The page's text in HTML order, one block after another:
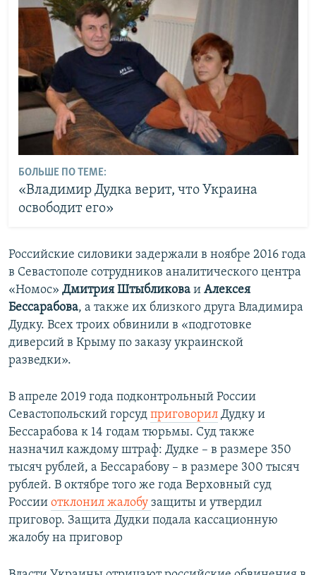
БОЛЬШЕ ПО ТЕМЕ:
«Владимир Дудка верит, что Украина
освободит его»
Российские силовики задержали в ноябре 2016 года
в Севастополе сотрудников аналитического центра
«Номос» Дмитрия Штыбликова и Алексея
Бессарабова, а также их близкого друга Владимира
Дудку. Всех троих обвинили в «подготовке
диверсий в Крыму по заказу украинской
разведки».
В апреле 2019 года подконтрольный России
Севастопольский горсуд приговорил Дудку и
Бессарабова к 14 годам тюрьмы. Суд также
назначил каждому штраф: Дудке – в размере 350
тысяч рублей, а Бессарабову – в размере 300 тысяч
рублей. В октябре того же года Верховный суд
России отклонил жалобу защиты и утвердил
приговор. Защита Дудки подала кассационную
жалобу на приговор